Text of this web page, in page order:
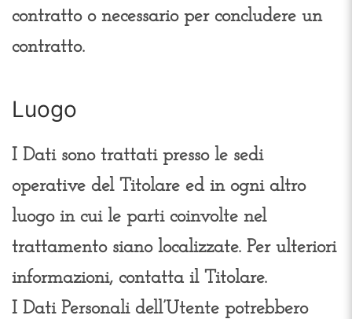
contratto o necessario per concludere un
contratto.
Luogo
I Dati sono trattati presso le sedi
operative del Titolare ed in ogni altro
luogo in cui le parti coinvolte nel
trattamento siano localizzate. Per ulteriori
informazioni, contatta il Titolare.
I Dati Personali dell’Utente potrebbero